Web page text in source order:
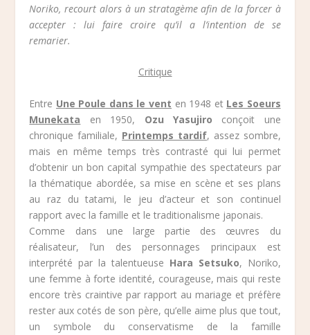
Noriko, recourt alors à un stratagème afin de la forcer à
accepter : lui faire croire qu’il a l’intention de se
remarier.
Critique
Entre Une Poule dans le vent en 1948 et Les Soeurs
Munekata en 1950, Ozu Yasujiro conçoit une
chronique familiale, Printemps tardif, assez sombre,
mais en même temps très contrasté qui lui permet
d’obtenir un bon capital sympathie des spectateurs par
la thématique abordée, sa mise en scène et ses plans
au raz du tatami, le jeu d’acteur et son continuel
rapport avec la famille et le traditionalisme japonais.
Comme dans une large partie des œuvres du
réalisateur, l’un des personnages principaux est
interprété par la talentueuse Hara Setsuko, Noriko,
une femme à forte identité, courageuse, mais qui reste
encore très craintive par rapport au mariage et préfère
rester aux cotés de son père, qu’elle aime plus que tout,
un symbole du conservatisme de la famille